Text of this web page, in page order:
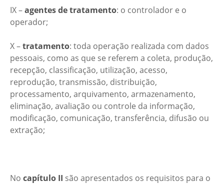
IX –agentes de tratamento: o controlador e o
operador;
X –tratamento: toda operação realizada com dados
pessoais, como as que se referem a coleta, produção,
recepção, classificação, utilização, acesso,
reprodução, transmissão, distribuição,
processamento, arquivamento, armazenamento,
eliminação, avaliação ou controle da informação,
modificação, comunicação, transferência, difusão ou
extração;
No capítulo II são apresentados os requisitos para o